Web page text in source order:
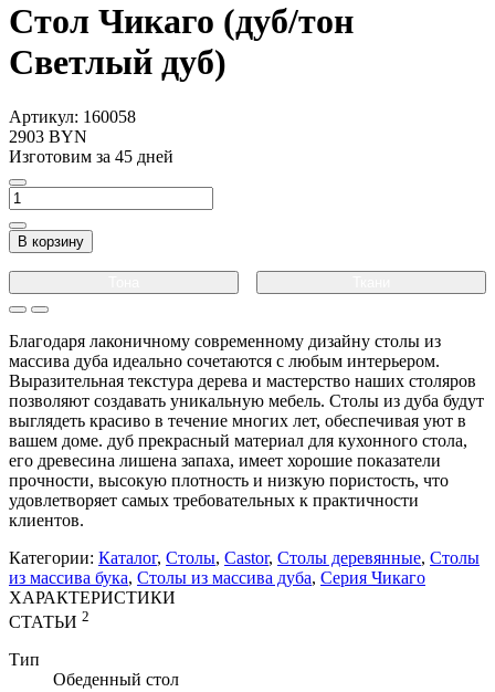
Стол Чикаго (дуб/тон
Светлый дуб)
Артикул: 160058
2903 BYN
Изготовим за 45 дней
В корзину
Благодаря лаконичному современному дизайну столы из
массива дуба идеально сочетаются с любым интерьером.
Выразительная текстура дерева и мастерство наших столяров
позволяют создавать уникальную мебель. Столы из дуба будут
выглядеть красиво в течение многих лет, обеспечивая уют в
вашем доме. дуб прекрасный материал для кухонного стола,
его древесина лишена запаха, имеет хорошие показатели
прочности, высокую плотность и низкую пористость, что
удовлетворяет самых требовательных к практичности
клиентов.
Категории: Каталог, Столы, Castor, Столы деревянные, Столы
из массива бука, Столы из массива дуба, Серия Чикаго
ХАРАКТЕРИСТИКИ
СТАТЬИ 2
Тип
Обеденный стол